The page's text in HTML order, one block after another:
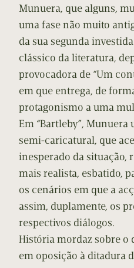
Munuera, que alguns,
uma fase não muito
da sua segunda
clássico da literatura,
provocadora de “Um
em que entrega, de
protagonismo a uma
Em “Bartleby”,
semi-caricatural, que
inesperado da situação,
mais realista, esbatido,
os cenários em que a
assim, duplamente, os
respectivos diálogos.
História mordaz sobre
em oposição à ditadura